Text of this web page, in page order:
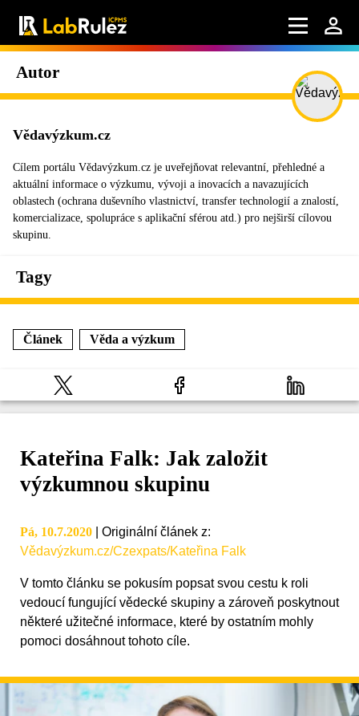
Autor
Vědavýzkum.cz
Cílem portálu Vědavýzkum.cz je uveřejňovat relevantní, přehledné a
aktuální informace o výzkumu, vývoji a inovacích a navazujících
oblastech (ochrana duševního vlastnictví, transfer technologií a znalostí,
komercializace, spolupráce s aplikační sférou atd.) pro nejširší cílovou
skupinu.
Tagy
Článek Věda a výzkum
Kateřina Falk: Jak založit
výzkumnou skupinu
Pá, 10.7.2020 Originální článek z:
Vědavýzkum.cz/Czexpats/Kateřina Falk
V tomto článku se pokusím popsat svou cestu k roli
vedoucí fungující vědecké skupiny a zároveň poskytnout
některé užitečné informace, které by ostatním mohly
pomoci dosáhnout tohoto cíle.